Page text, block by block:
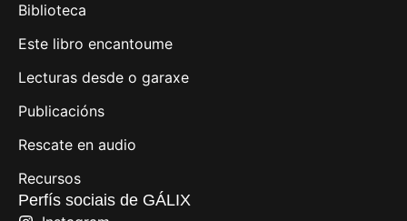
Biblioteca
Este libro encantoume
Lecturas desde o garaxe
Publicacións
Rescate en audio
Recursos
Perfís sociais de GÁLIX